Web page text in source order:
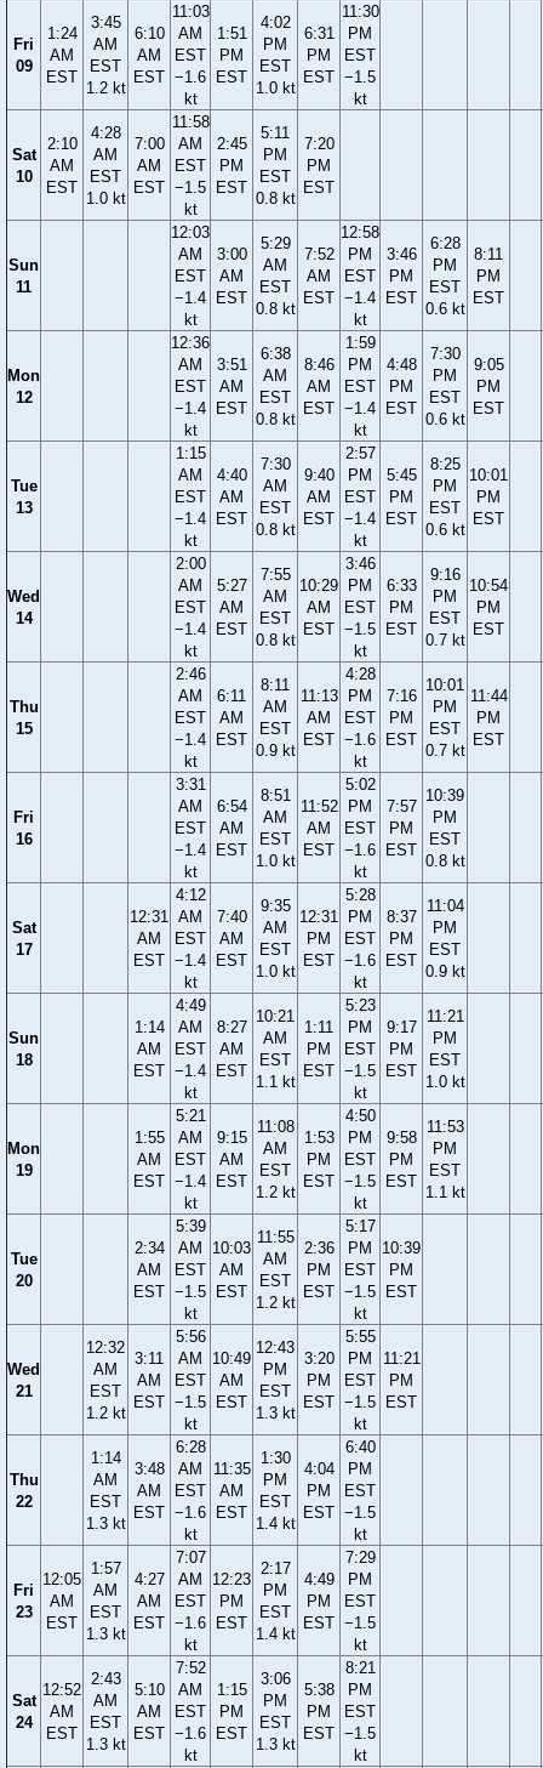
Fri
09
1:24
AM
EST
3:45
AM
EST
1.2 kt
6:10
AM
EST
11:03
AM
EST
−1.6
kt
1:51
PM
EST
4:02
PM
EST
1.0 kt
6:31
PM
EST
11:30
PM
EST
−1.5
kt
Sat
10
2:10
AM
EST
4:28
AM
EST
1.0 kt
7:00
AM
EST
11:58
AM
EST
−1.5
kt
2:45
PM
EST
5:11
PM
EST
0.8 kt
7:20
PM
EST
Sun
11
12:03
AM
EST
−1.4
kt
3:00
AM
EST
5:29
AM
EST
0.8 kt
7:52
AM
EST
12:58
PM
EST
−1.4
kt
3:46
PM
EST
6:28
PM
EST
0.6 kt
8:11
PM
EST
Mon
12
12:36
AM
EST
−1.4
kt
3:51
AM
EST
6:38
AM
EST
0.8 kt
8:46
AM
EST
1:59
PM
EST
−1.4
kt
4:48
PM
EST
7:30
PM
EST
0.6 kt
9:05
PM
EST
Tue
13
1:15
AM
EST
−1.4
kt
4:40
AM
EST
7:30
AM
EST
0.8 kt
9:40
AM
EST
2:57
PM
EST
−1.4
kt
5:45
PM
EST
8:25
PM
EST
0.6 kt
10:01
PM
EST
Wed
14
2:00
AM
EST
−1.4
kt
5:27
AM
EST
7:55
AM
EST
0.8 kt
10:29
AM
EST
3:46
PM
EST
−1.5
kt
6:33
PM
EST
9:16
PM
EST
0.7 kt
10:54
PM
EST
Thu
15
2:46
AM
EST
−1.4
kt
6:11
AM
EST
8:11
AM
EST
0.9 kt
11:13
AM
EST
4:28
PM
EST
−1.6
kt
7:16
PM
EST
10:01
PM
EST
0.7 kt
11:44
PM
EST
Fri
16
3:31
AM
EST
−1.4
kt
6:54
AM
EST
8:51
AM
EST
1.0 kt
11:52
AM
EST
5:02
PM
EST
−1.6
kt
7:57
PM
EST
10:39
PM
EST
0.8 kt
Sat
17
12:31
AM
EST
4:12
AM
EST
−1.4
kt
7:40
AM
EST
9:35
AM
EST
1.0 kt
12:31
PM
EST
5:28
PM
EST
−1.6
kt
8:37
PM
EST
11:04
PM
EST
0.9 kt
Sun
18
1:14
AM
EST
4:49
AM
EST
−1.4
kt
8:27
AM
EST
10:21
AM
EST
1.1 kt
1:11
PM
EST
5:23
PM
EST
−1.5
kt
9:17
PM
EST
11:21
PM
EST
1.0 kt
Mon
19
1:55
AM
EST
5:21
AM
EST
−1.4
kt
9:15
AM
EST
11:08
AM
EST
1.2 kt
1:53
PM
EST
4:50
PM
EST
−1.5
kt
9:58
PM
EST
11:53
PM
EST
1.1 kt
Tue
20
2:34
AM
EST
5:39
AM
EST
−1.5
kt
10:03
AM
EST
11:55
AM
EST
1.2 kt
2:36
PM
EST
5:17
PM
EST
−1.5
kt
10:39
PM
EST
Wed
21
12:32
AM
EST
1.2 kt
3:11
AM
EST
5:56
AM
EST
−1.5
kt
10:49
AM
EST
12:43
PM
EST
1.3 kt
3:20
PM
EST
5:55
PM
EST
−1.5
kt
11:21
PM
EST
Thu
22
1:14
AM
EST
1.3 kt
3:48
AM
EST
6:28
AM
EST
−1.6
kt
11:35
AM
EST
1:30
PM
EST
1.4 kt
4:04
PM
EST
6:40
PM
EST
−1.5
kt
Fri
23
12:05
AM
EST
1:57
AM
EST
1.3 kt
4:27
AM
EST
7:07
AM
EST
−1.6
kt
12:23
PM
EST
2:17
PM
EST
1.4 kt
4:49
PM
EST
7:29
PM
EST
−1.5
kt
Sat
24
12:52
AM
EST
2:43
AM
EST
1.3 kt
5:10
AM
EST
7:52
AM
EST
−1.6
kt
1:15
PM
EST
3:06
PM
EST
1.3 kt
5:38
PM
EST
8:21
PM
EST
−1.5
kt